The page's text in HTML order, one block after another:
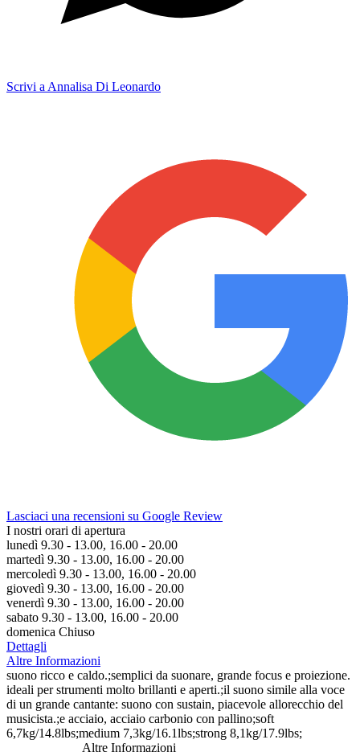
Scrivi a Annalisa Di Leonardo
Lasciaci una recensioni su Google Review
I nostri orari di apertura
lunedì 9.30 - 13.00, 16.00 - 20.00
martedì 9.30 - 13.00, 16.00 - 20.00
mercoledì 9.30 - 13.00, 16.00 - 20.00
giovedì 9.30 - 13.00, 16.00 - 20.00
venerdì 9.30 - 13.00, 16.00 - 20.00
sabato 9.30 - 13.00, 16.00 - 20.00
domenica Chiuso
Dettagli
Altre Informazioni
suono ricco e caldo.;semplici da suonare, grande focus e proiezione.
ideali per strumenti molto brillanti e aperti.;il suono simile alla voce
di un grande cantante: suono con sustain, piacevole allorecchio del
musicista.;e acciaio, acciaio carbonio con pallino;soft
6,7kg/14.8lbs;medium 7,3kg/16.1lbs;strong 8,1kg/17.9lbs;
Altre Informazioni